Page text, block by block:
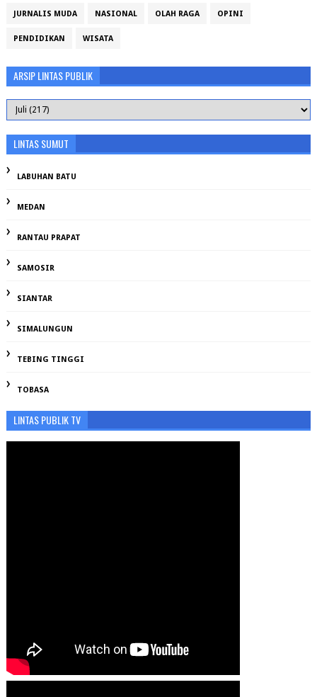
JURNALIS MUDA NASIONAL OLAH RAGA OPINI
PENDIDIKAN WISATA
ARSIP LINTAS PUBLIK
LINTAS SUMUT
LABUHAN BATU
MEDAN
RANTAU PRAPAT
SAMOSIR
SIANTAR
SIMALUNGUN
TEBING TINGGI
TOBASA
LINTAS PUBLIK TV